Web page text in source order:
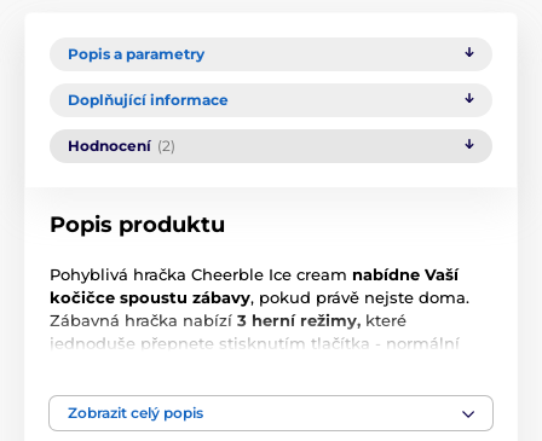
Popis a parametry
Doplňující informace
Hodnocení (2)
Popis produktu
Pohyblivá hračka Cheerble Ice cream nabídne Vaší
kočičce spoustu zábavy, pokud právě nejste doma.
Zábavná hračka nabízí 3 herní režimy, které
jednoduše přepnete stisknutím tlačítka - normální
barevně, chytrá jasně viditelná LED didoda Vás bude
informovat na Vámi zvolený režim i během noci.
Zobrazit celý popis